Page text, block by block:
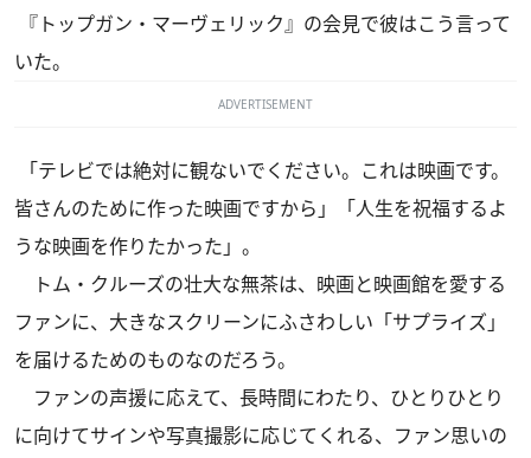
『トップガン・マーヴェリック』の会見で彼はこう言って
いた。
ADVERTISEMENT
「テレビでは絶対に観ないでください。これは映画です。
皆さんのために作った映画ですから」「人生を祝福するよ
うな映画を作りたかった」。
トム・クルーズの壮大な無茶は、映画と映画館を愛する
ファンに、大きなスクリーンにふさわしい「サプライズ」
を届けるためのものなのだろう。
ファンの声援に応えて、長時間にわたり、ひとりひとり
に向けてサインや写真撮影に応じてくれる、ファン思いの